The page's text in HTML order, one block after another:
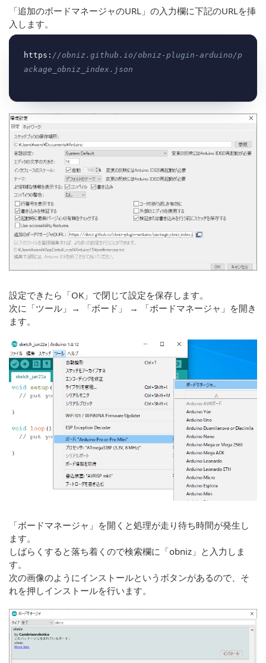
「追加のボードマネージャのURL」の入力欄に下記のURLを挿
入します。
https: //obniz.github.io/obniz-plugin-arduino/p
ackage_obniz_index.json
設定できたら「OK」で閉じて設定を保存します。
次に「ツール」→ 「ボード」 → 「ボードマネージャ」を開き
ます。
「ボードマネージャ」を開くと処理が走り待ち時間が発生し
ます。
しばらくすると落ち着くので検索欄に「obniz」と入力しま
す。
次の画像のようにインストールというボタンがあるので、そ
れを押しインストールを行います。